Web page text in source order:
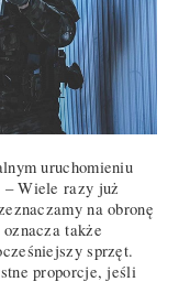
uruchomieniu
Wiele razy już
na obronę
także
sprzęt.
proporcje, jeśli